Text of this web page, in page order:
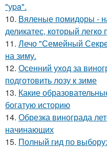
"уpa".
10. Вяленые помидоры -
деликатес, который легко
11. Лечо "Семейный
на зиму.
12. Осенний уход за
подготовить лозу к зиме
13. Какие
богатую историю
14. Обрезка винограда
начинающих
15. Полный гид по